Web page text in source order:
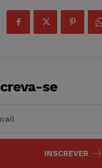
se
INSCREVER